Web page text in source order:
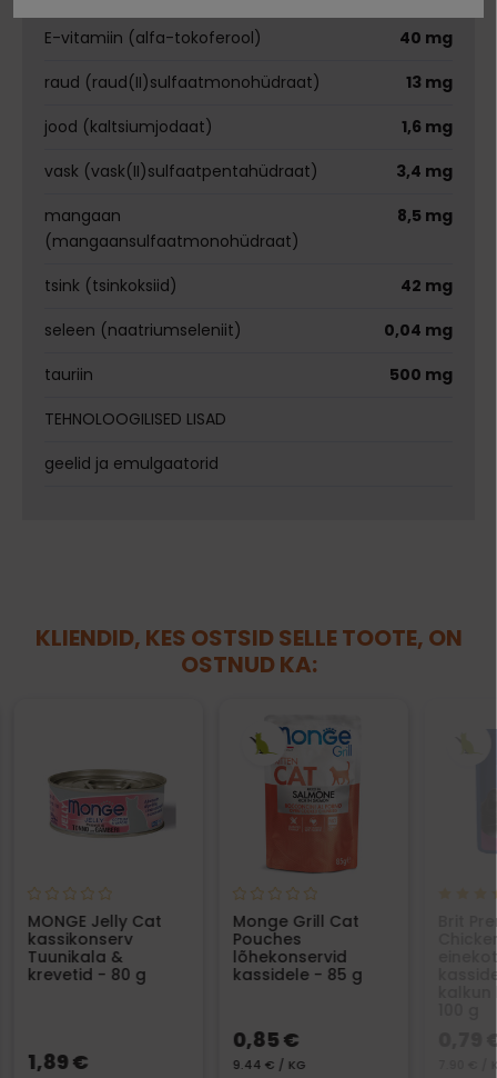
E-vitamiin (alfa-tokoferool)
40 mg
raud (raud(II)sulfaatmonohüdraat)
13 mg
jood (kaltsiumjodaat)
1,6 mg
vask (vask(II)sulfaatpentahüdraat)
3,4 mg
mangaan
(mangaansulfaatmonohüdraat)
8,5 mg
tsink (tsinkoksiid)
42 mg
seleen (naatriumseleniit)
0,04 mg
tauriin
500 mg
TEHNOLOOGILISED LISAD
geelid ja emulgaatorid
KLIENDID, KES OSTSID SELLE TOOTE, ON
OSTNUD KA:
MONGE Jelly Cat
kassikonserv
Tuunikala &
krevetid - 80 g
1,89 €
Monge Grill Cat
Pouches
lõhekonservid
kassidele - 85 g
0,85 €
9.44 € / KG
Brit
0,79
7.90 € /